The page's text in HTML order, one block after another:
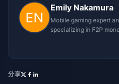
Emily Nakamura
Mobile gaming expert
specializing in F2P
分享